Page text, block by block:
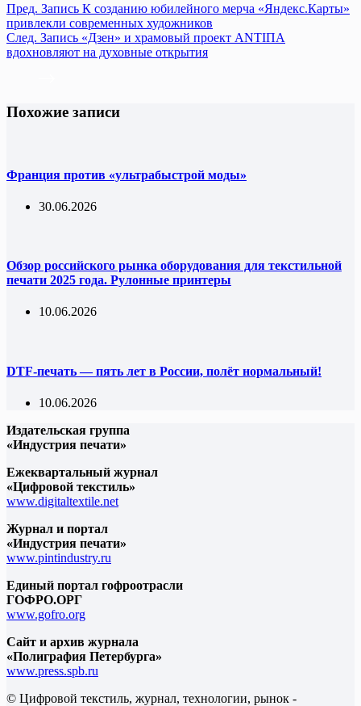
Пред. Запись К созданию юбилейного мерча «Яндекс.Карты»
привлекли современных художников
След. Запись «Дзен» и храмовый проект ANTIПА
вдохновляют на духовные открытия
Похожие записи
Франция против «ультрабыстрой моды»
30.06.2026
Обзор российского рынка оборудования для текстильной
печати 2025 года. Рулонные принтеры
10.06.2026
DTF-печать — пять лет в России, полёт нормальный!
10.06.2026
Издательская группа
«Индустрия печати»
Ежеквартальный журнал
«Цифровой текстиль»
www.digitaltextile.net
Журнал и портал
«Индустрия печати»
www.pintindustry.ru
Единый портал гофроотрасли
ГОФРО.ОРГ
www.gofro.org
Сайт и архив журнала
«Полиграфия Петербурга»
www.press.spb.ru
© Цифровой текстиль, журнал, технологии, рынок -